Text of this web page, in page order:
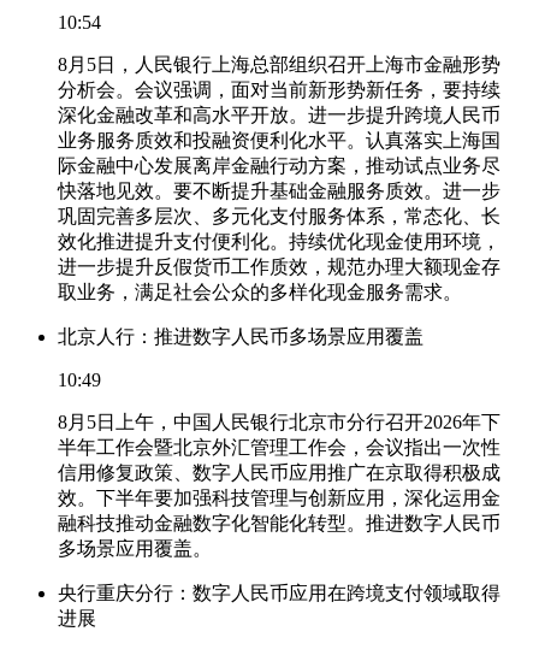
10:54
8月5日，人民银行上海总部组织召开上海市金融形势
分析会。会议强调，面对当前新形势新任务，要持续
深化金融改革和高水平开放。进一步提升跨境人民币
业务服务质效和投融资便利化水平。认真落实上海国
际金融中心发展离岸金融行动方案，推动试点业务尽
快落地见效。要不断提升基础金融服务质效。进一步
巩固完善多层次、多元化支付服务体系，常态化、长
效化推进提升支付便利化。持续优化现金使用环境，
进一步提升反假货币工作质效，规范办理大额现金存
取业务，满足社会公众的多样化现金服务需求。
北京人行：推进数字人民币多场景应用覆盖
10:49
8月5日上午，中国人民银行北京市分行召开2026年下
半年工作会暨北京外汇管理工作会，会议指出一次性
信用修复政策、数字人民币应用推广在京取得积极成
效。下半年要加强科技管理与创新应用，深化运用金
融科技推动金融数字化智能化转型。推进数字人民币
多场景应用覆盖。
央行重庆分行：数字人民币应用在跨境支付领域取得
进展